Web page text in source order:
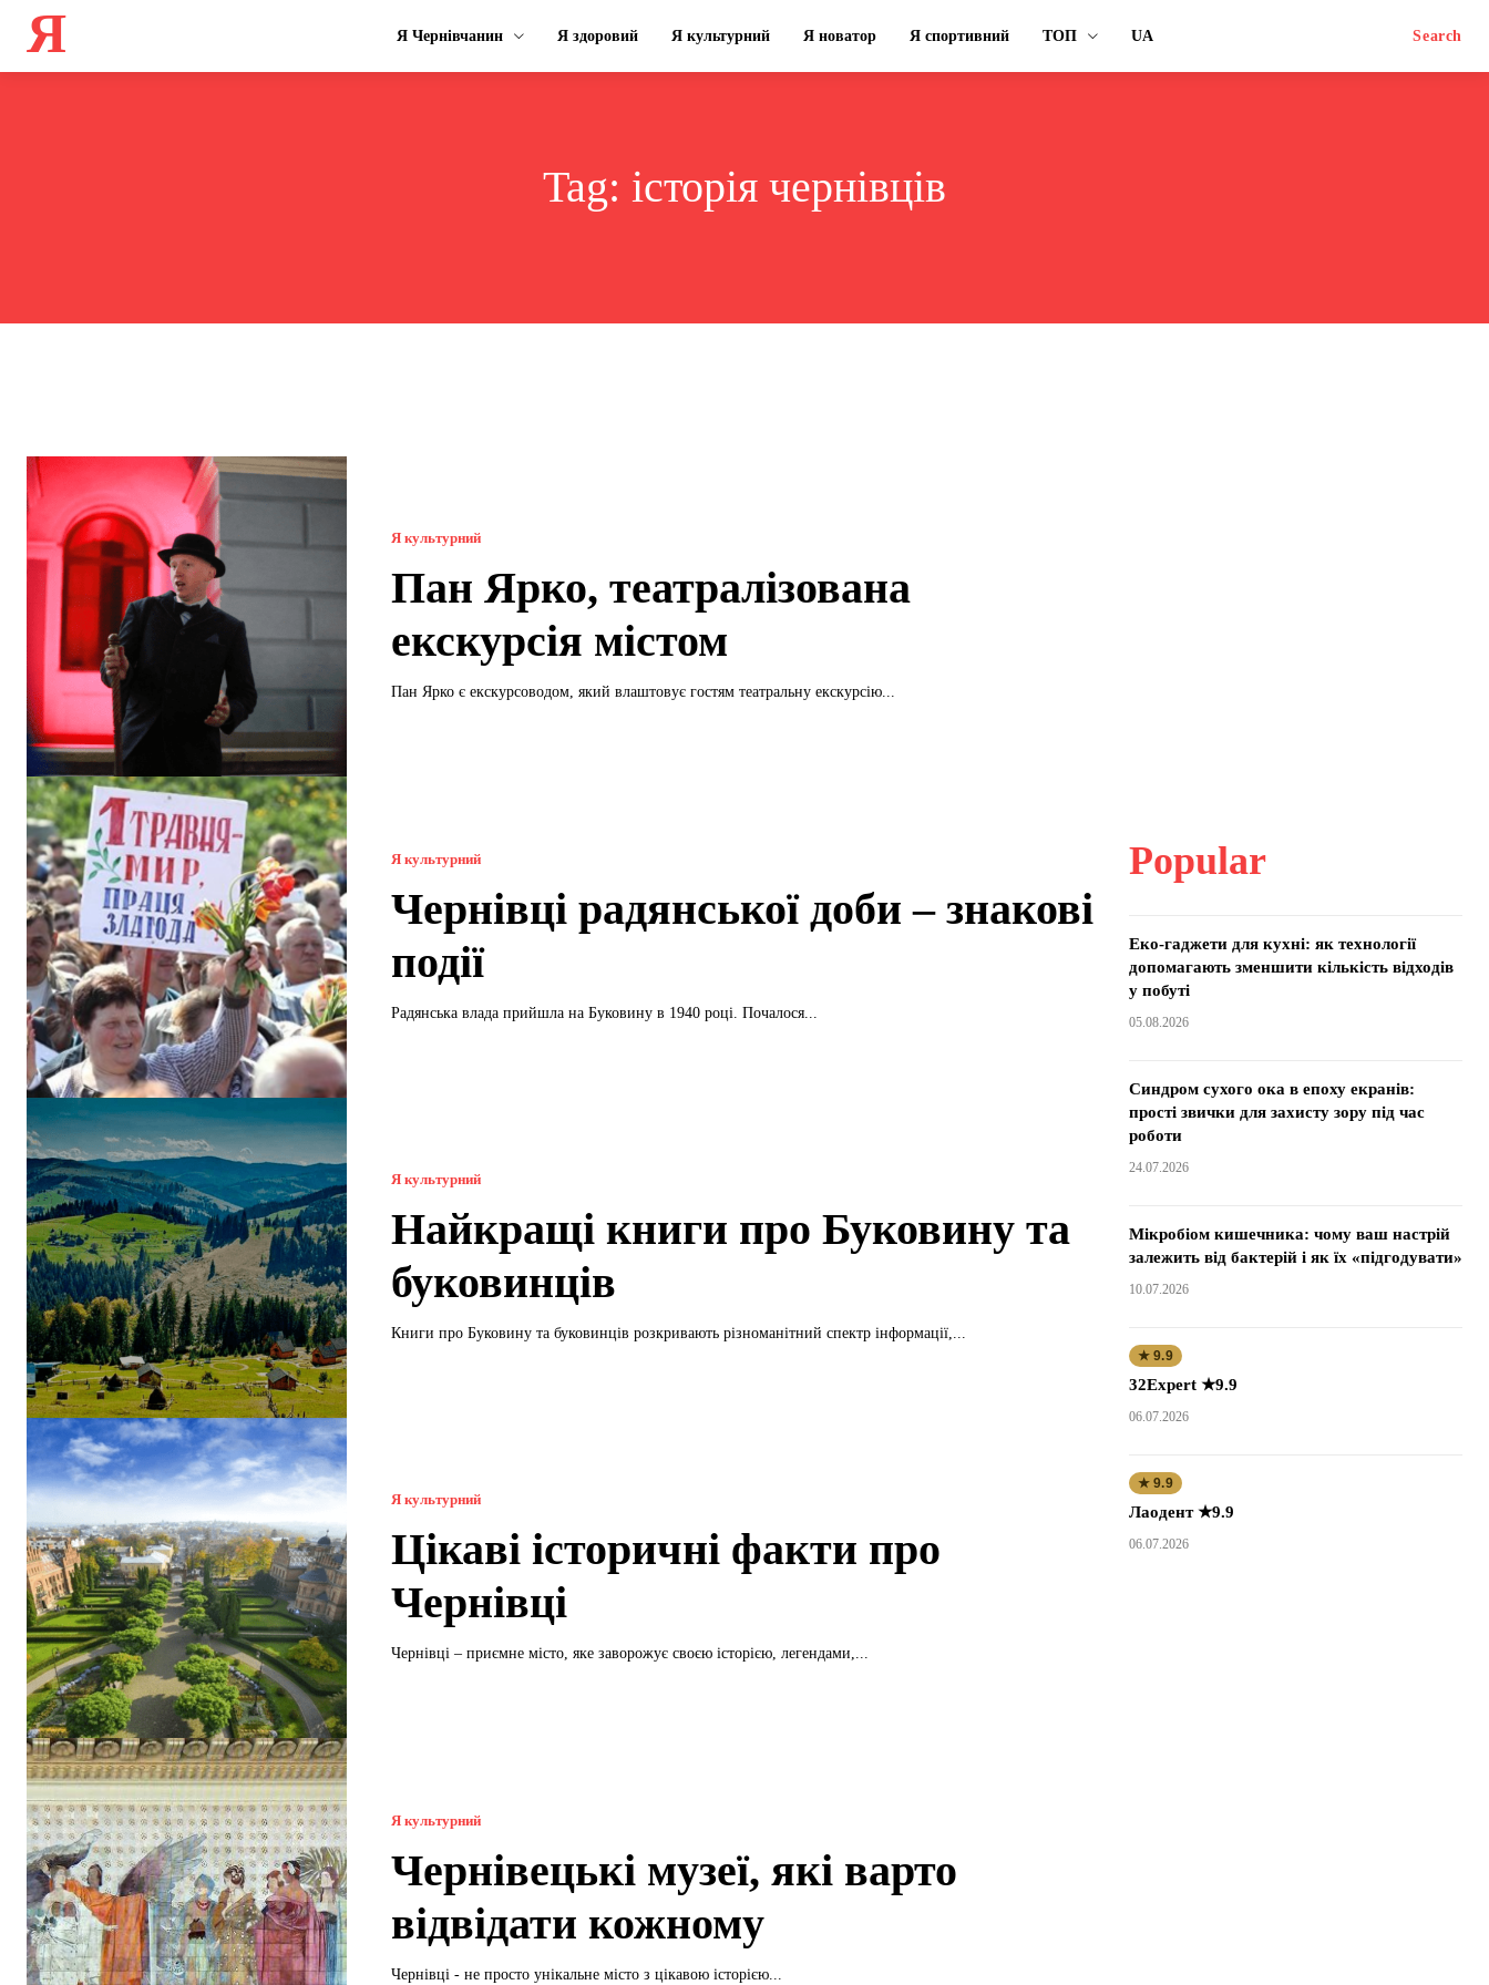
Я Я Чернівчанин Я здоровий Я культурний Я новатор Я спортивний ТОП UA Search
Tag: історія чернівців
Я культурний
Пан Ярко, театралізована
екскурсія містом
Пан Ярко є екскурсоводом, який влаштовує гостям театральну екскурсію...
Я культурний
Чернівці радянської доби – знакові
події
Радянська влада прийшла на Буковину в 1940 році. Почалося...
Я культурний
Найкращі книги про Буковину та
буковинців
Книги про Буковину та буковинців розкривають різноманітний спектр інформації,...
Я культурний
Цікаві історичні факти про
Чернівці
Чернівці – приємне місто, яке заворожує своєю історією, легендами,...
Я культурний
Чернівецькі музеї, які варто
відвідати кожному
Чернівці - не просто унікальне місто з цікавою історією...
Popular
Еко-гаджети для кухні: як технології
допомагають зменшити кількість відходів
у побуті
05.08.2026
Синдром сухого ока в епоху екранів:
прості звички для захисту зору під час
роботи
24.07.2026
Мікробіом кишечника: чому ваш настрій
залежить від бактерій і як їх «підгодувати»
10.07.2026
★ 9.9
32Expert ★9.9
06.07.2026
★ 9.9
Лаодент ★9.9
06.07.2026